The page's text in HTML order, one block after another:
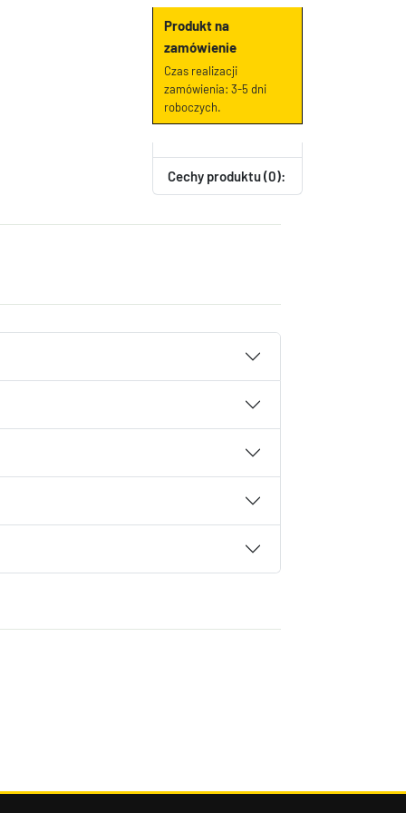
Produkt na
zamówienie
Czas realizacji
zamówienia: 3-5 dni
roboczych.
Cechy produktu (0):